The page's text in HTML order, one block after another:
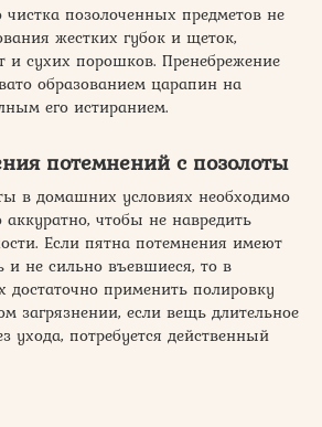
чистка позолоченных предметов не
жестких губок и щеток,
и сухих порошков. Пренебрежение
образованием царапин на
его истиранием.
потемнений с позолоты
в домашних условиях необходимо
аккуратно, чтобы не навредить
Если пятна потемнения имеют
и не сильно въевшиеся, то в
применить полировку
загрязнении, если вещь длительное
ухода, потребуется действенный